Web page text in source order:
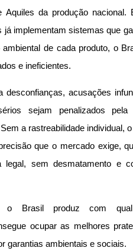
da produção nacional.
já implementam sistemas que
de cada produto, o
e ineficientes.
desconfianças, acusações
sejam penalizados
a rastreabilidade individual,
que o mercado exige,
sem desmatamento e
o Brasil produz com
ocupar as melhores
garantias ambientais e sociais.